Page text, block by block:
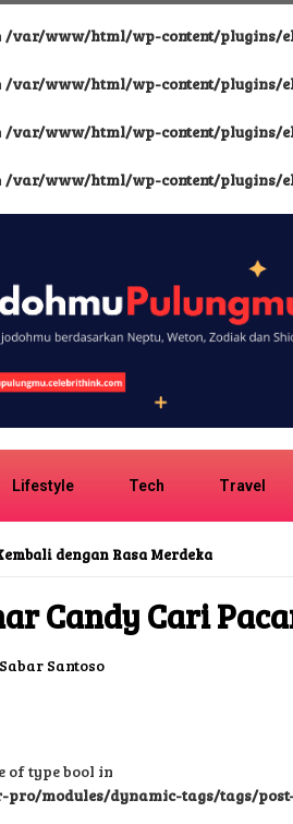
/var/www/html/wp-content/plugins/
/var/www/html/wp-content/plugins/
/var/www/html/wp-content/plugins/
/var/www/html/wp-content/plugins/
Lifestyle Tech Travel
MK Terkait MBG
Candy Cari
Santoso
of type bool in
modules/dynamic-tags/tags/